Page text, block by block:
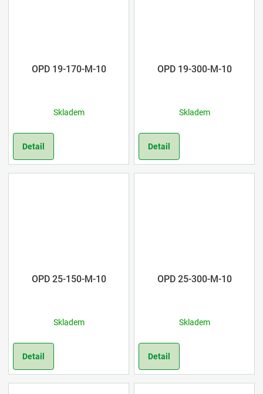
OPD 19-170-M-10
Skladem
Detail
OPD 19-300-M-10
Skladem
Detail
OPD 25-150-M-10
Skladem
Detail
OPD 25-300-M-10
Skladem
Detail